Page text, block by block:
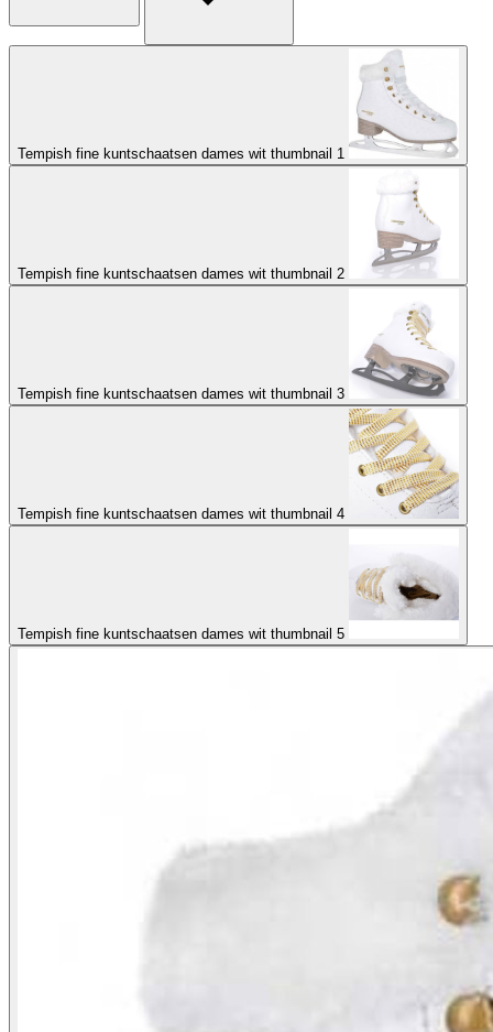
Tempish fine kuntschaatsen dames wit thumbnail 1
Tempish fine kuntschaatsen dames wit thumbnail 2
Tempish fine kuntschaatsen dames wit thumbnail 3
Tempish fine kuntschaatsen dames wit thumbnail 4
Tempish fine kuntschaatsen dames wit thumbnail 5